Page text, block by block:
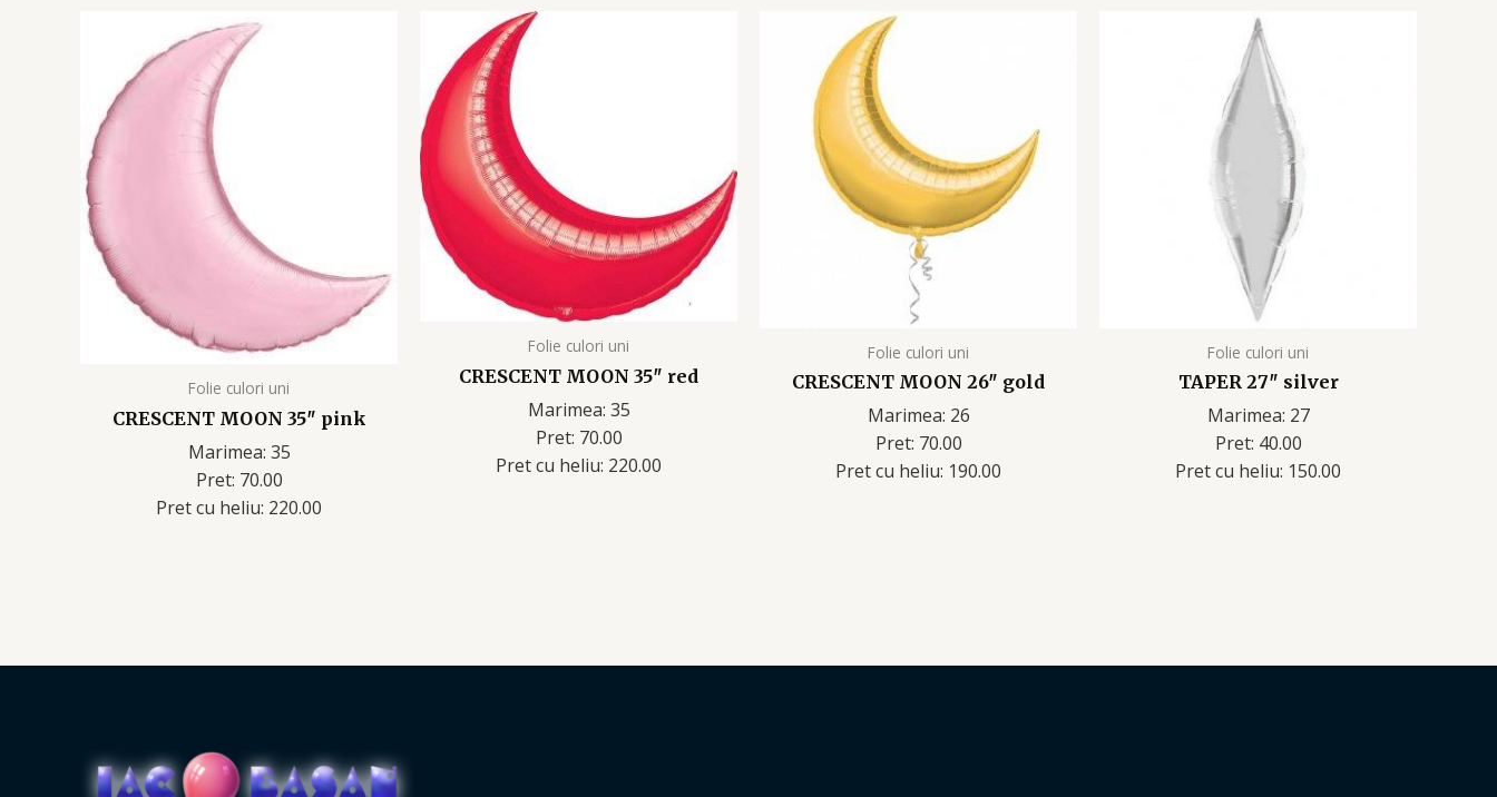
Folie culori uni
CRESCENT MOON 35″ pink
Marimea: 35
Pret: 70.00
Pret cu heliu: 220.00
Folie culori uni
CRESCENT MOON 35″ red
Marimea: 35
Pret: 70.00
Pret cu heliu: 220.00
Folie culori uni
CRESCENT MOON 26″ gold
Marimea: 26
Pret: 70.00
Pret cu heliu: 190.00
Folie culori uni
TAPER 27″ silver
Marimea: 27
Pret: 40.00
Pret cu heliu: 150.00